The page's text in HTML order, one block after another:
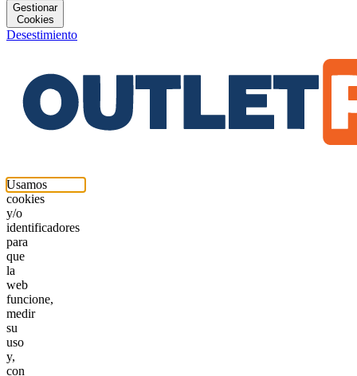
Gestionar
Cookies
Desestimiento
Usamos
cookies
y/o
identificadores
para
que
la
web
funcione,
medir
su
uso
y,
con